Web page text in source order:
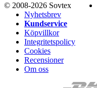
© 2008-2026 Sovtex
Nyhetsbrev
Kundservice
Köpvillkor
Integritetspolicy
Cookies
Recensioner
Om oss